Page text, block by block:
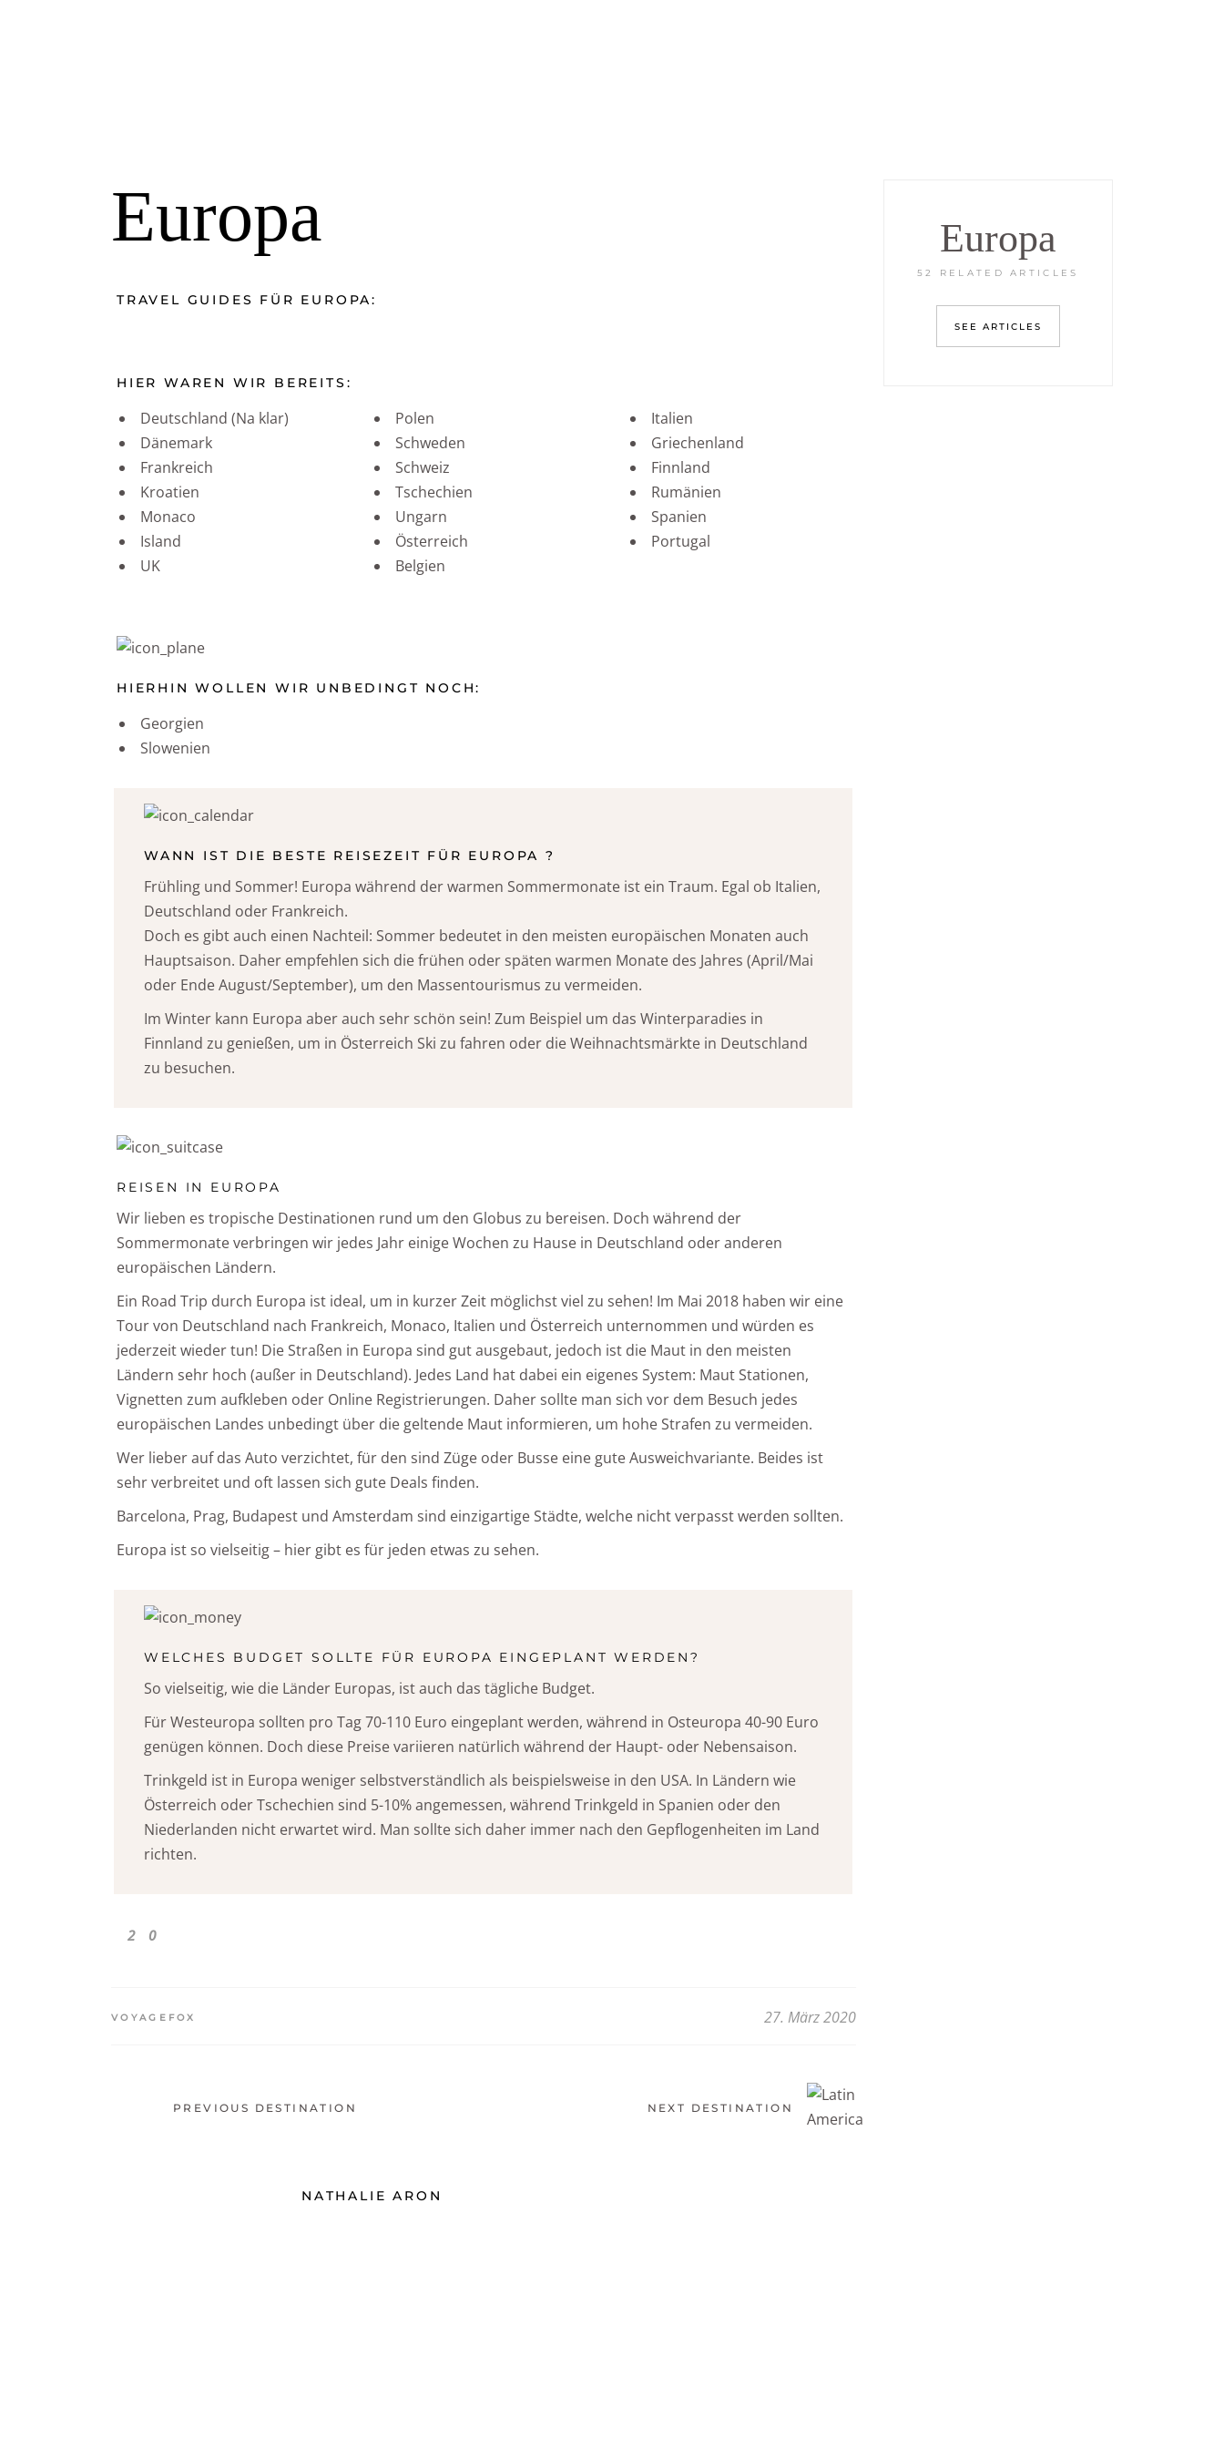
Europa
TRAVEL GUIDES FÜR EUROPA:
HIER WAREN WIR BEREITS:
Deutschland (Na klar)
Dänemark
Frankreich
Kroatien
Monaco
Island
UK
Polen
Schweden
Schweiz
Tschechien
Ungarn
Österreich
Belgien
Italien
Griechenland
Finnland
Rumänien
Spanien
Portugal
HIERHIN WOLLEN WIR UNBEDINGT NOCH:
Georgien
Slowenien
WANN IST DIE BESTE REISEZEIT FÜR EUROPA ?
Frühling und Sommer! Europa während der warmen Sommermonate ist ein Traum. Egal ob Italien,
Deutschland oder Frankreich.
Doch es gibt auch einen Nachteil: Sommer bedeutet in den meisten europäischen Monaten auch
Hauptsaison. Daher empfehlen sich die frühen oder späten warmen Monate des Jahres (April/Mai
oder Ende August/September), um den Massentourismus zu vermeiden.
Im Winter kann Europa aber auch sehr schön sein! Zum Beispiel um das Winterparadies in
Finnland zu genießen, um in Österreich Ski zu fahren oder die Weihnachtsmärkte in Deutschland
zu besuchen.
REISEN IN EUROPA
Wir lieben es tropische Destinationen rund um den Globus zu bereisen. Doch während der
Sommermonate verbringen wir jedes Jahr einige Wochen zu Hause in Deutschland oder anderen
europäischen Ländern.
Ein Road Trip durch Europa ist ideal, um in kurzer Zeit möglichst viel zu sehen! Im Mai 2018 haben wir eine
Tour von Deutschland nach Frankreich, Monaco, Italien und Österreich unternommen und würden es
jederzeit wieder tun! Die Straßen in Europa sind gut ausgebaut, jedoch ist die Maut in den meisten
Ländern sehr hoch (außer in Deutschland). Jedes Land hat dabei ein eigenes System: Maut Stationen,
Vignetten zum aufkleben oder Online Registrierungen. Daher sollte man sich vor dem Besuch jedes
europäischen Landes unbedingt über die geltende Maut informieren, um hohe Strafen zu vermeiden.
Wer lieber auf das Auto verzichtet, für den sind Züge oder Busse eine gute Ausweichvariante. Beides ist
sehr verbreitet und oft lassen sich gute Deals finden.
Barcelona, Prag, Budapest und Amsterdam sind einzigartige Städte, welche nicht verpasst werden sollten.
Europa ist so vielseitig – hier gibt es für jeden etwas zu sehen.
WELCHES BUDGET SOLLTE FÜR EUROPA EINGEPLANT WERDEN?
So vielseitig, wie die Länder Europas, ist auch das tägliche Budget.
Für Westeuropa sollten pro Tag 70-110 Euro eingeplant werden, während in Osteuropa 40-90 Euro
genügen können. Doch diese Preise variieren natürlich während der Haupt- oder Nebensaison.
Trinkgeld ist in Europa weniger selbstverständlich als beispielsweise in den USA. In Ländern wie
Österreich oder Tschechien sind 5-10% angemessen, während Trinkgeld in Spanien oder den
Niederlanden nicht erwartet wird. Man sollte sich daher immer nach den Gepflogenheiten im Land
richten.
2 0
VOYAGEFOX 27. März 2020
PREVIOUS DESTINATION NEXT DESTINATION
NATHALIE ARON
Europa
52 RELATED ARTICLES
SEE ARTICLES